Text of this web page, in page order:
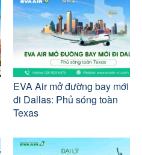
EVA Air mở đường bay mới
đi Dallas: Phủ sóng toàn
Texas